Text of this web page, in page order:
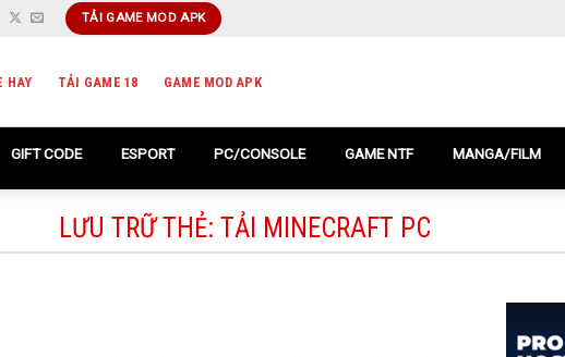
TẢI GAME MOD APK
HAY TẢI GAME 18 GAME MOD APK
GIFT CODE ESPORT PC/CONSOLE GAME NTF MANGA/FILM
LƯU TRỮ THẺ: TẢI MINECRAFT PC